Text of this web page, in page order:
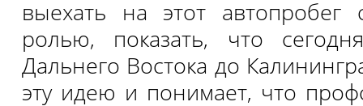
выехать на этот
ролью, показать, что
Дальнего Востока до
эту идею и понимает, что